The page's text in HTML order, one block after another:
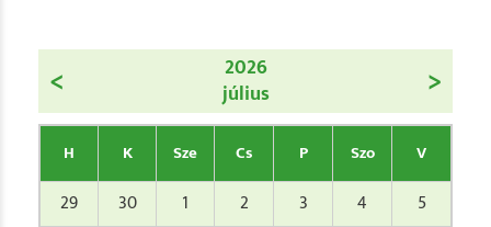
<
2026
július
>
H K Sze Cs P Szo V
29 30 1 2 3 4
5